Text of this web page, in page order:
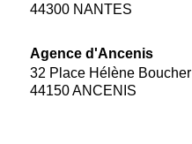
44300 NANTES
Agence d'Ancenis
32 Place Hélène Boucher
44150 ANCENIS